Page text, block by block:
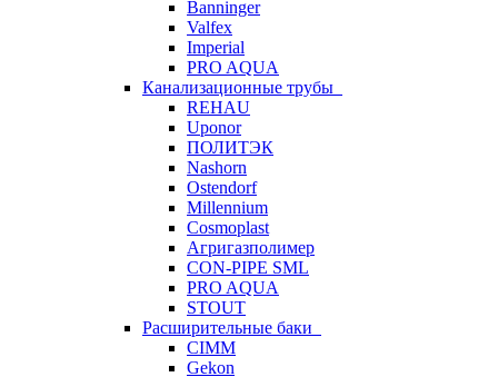
Banninger
Valfex
Imperial
PRO AQUA
Канализационные трубы
REHAU
Uponor
ПОЛИТЭК
Nashorn
Ostendorf
Millennium
Cosmoplast
Агригазполимер
CON-PIPE SML
PRO AQUA
STOUT
Расширительные баки
CIMM
Gekon